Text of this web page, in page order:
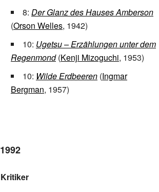
8: Der Glanz des Hauses Amberson
(Orson Welles, 1942)
10: Ugetsu – Erzählungen unter dem
Regenmond(Kenji Mizoguchi, 1953)
10: Wilde Erdbeeren (Ingmar
Bergman, 1957)
1992
Kritiker